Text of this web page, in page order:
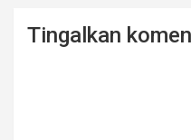
Tingalkan